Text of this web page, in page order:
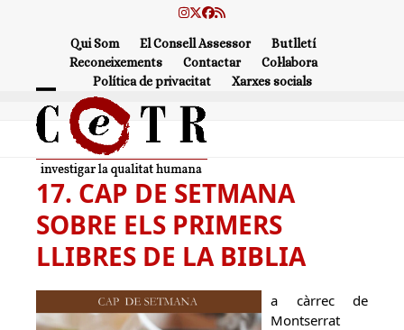
Instagram
Twitter
Facebook
RSS
Qui Som El Consell Assessor
Butlletí
Reconeixements
Contactar
Col·labora
Política de privacitat
Xarxes socials
Open
mobile
menu
Close
mobile
menu
17. CAP DE SETMANA
SOBRE ELS PRIMERS
LLIBRES DE LA BIBLIA
a càrrec de
Montserrat